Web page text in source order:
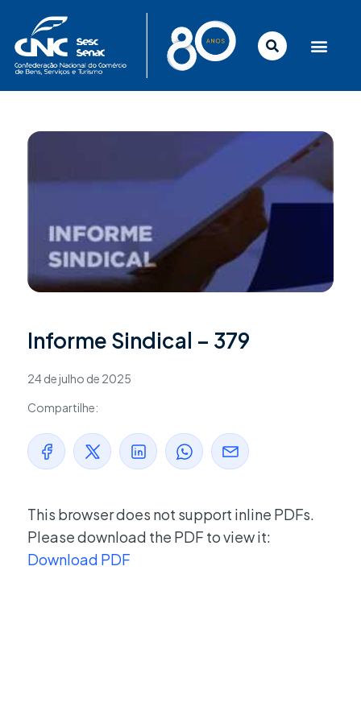
conteúdo
Informe Sindical – 379
24 de julho de 2025
Compartilhe:
This browser does not support inline PDFs.
Please download the PDF to view it:
Download PDF